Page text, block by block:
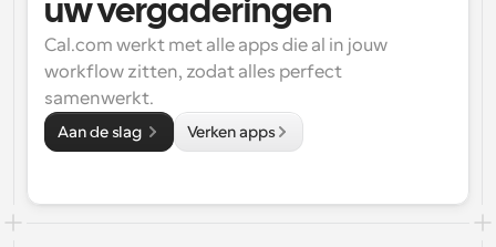
uw vergaderingen
Cal.com werkt met alle apps die al in jouw
workflow zitten, zodat alles perfect
samenwerkt.
Aan de slag Verken apps